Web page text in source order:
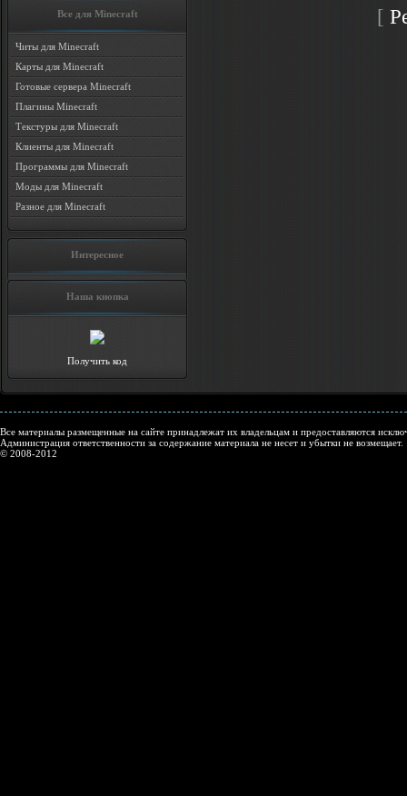
Все для Minecraft
Читы для Minecraft
Карты для Minecraft
Готовые сервера Minecraft
Плагины Minecraft
Текстуры для Minecraft
Клиенты для Minecraft
Программы для Minecraft
Моды для Minecraft
Разное для Minecraft
Интересное
Наша кнопка
Получить код
[
Все материалы размещенные на сайте принадлежат их владельцам и предоставляются
Администрация ответственности за содержание материала не несет и убытки не возмещает.
© 2008-2012